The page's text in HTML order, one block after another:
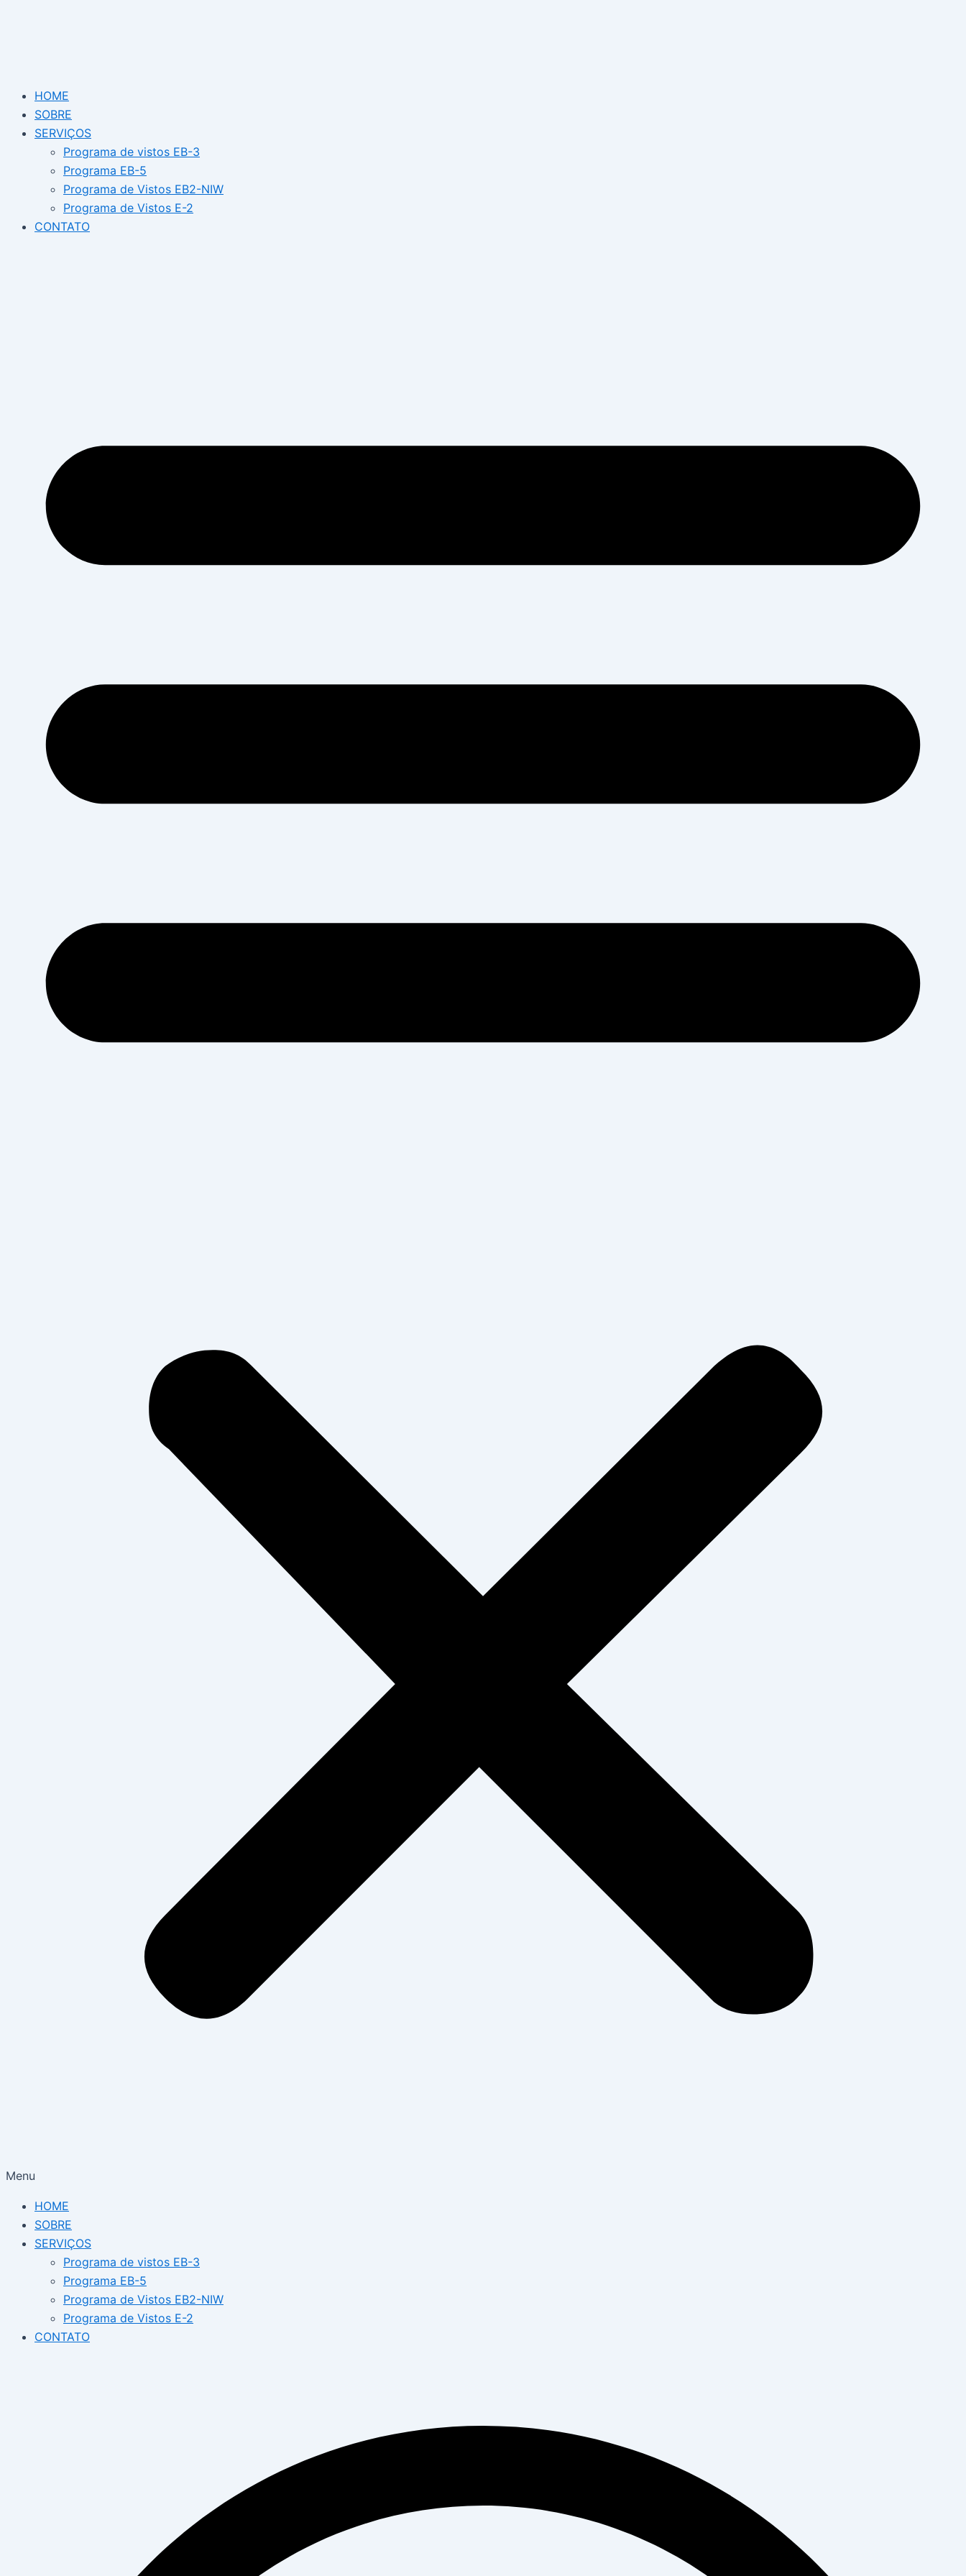
HOME
SOBRE
SERVIÇOS
Programa de vistos EB-3
Programa EB-5
Programa de Vistos EB2-NIW
Programa de Vistos E-2
CONTATO
Menu
HOME
SOBRE
SERVIÇOS
Programa de vistos EB-3
Programa EB-5
Programa de Vistos EB2-NIW
Programa de Vistos E-2
CONTATO